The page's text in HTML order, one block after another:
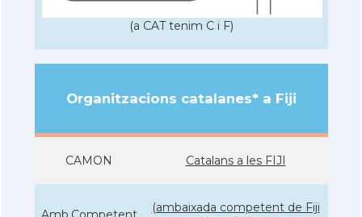
(a CAT tenim C i F)
Organitzacions catalanes* a Fiji
CAMON Catalans a les FIJI
(ambaixada competent de Fiji